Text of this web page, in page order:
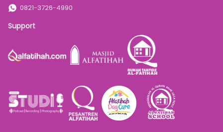
0821-3726-4990
Support